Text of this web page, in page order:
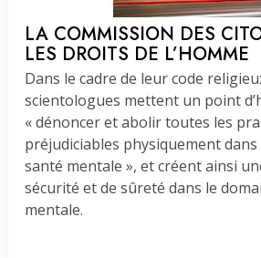
LA COMMISSION DES
LES DROITS DE L’HOMME
Dans le cadre de leur code
scientologues mettent un point
« dénoncer et abolir toutes les
préjudiciables physiquement dans
santé mentale », et créent ainsi
sécurité et de sûreté dans le
mentale.